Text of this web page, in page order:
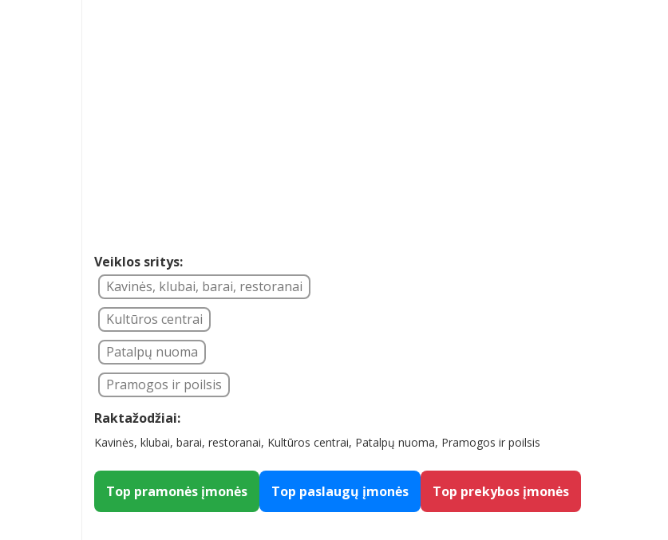
Veiklos sritys:
Kavinės, klubai, barai, restoranai
Kultūros centrai
Patalpų nuoma
Pramogos ir poilsis
Raktažodžiai:
Kavinės, klubai, barai, restoranai, Kultūros centrai, Patalpų nuoma, Pramogos ir poilsis
Top pramonės įmonės Top paslaugų įmonės Top prekybos įmonės